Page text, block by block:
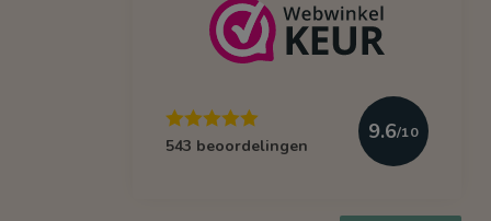
543 beoordelingen
9.6/10